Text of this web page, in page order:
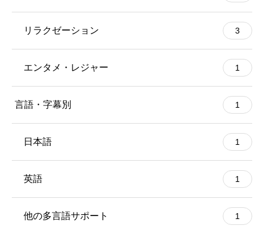
リラクゼーション 3
エンタメ・レジャー 1
言語・字幕別 1
日本語 1
英語 1
他の多言語サポート 1